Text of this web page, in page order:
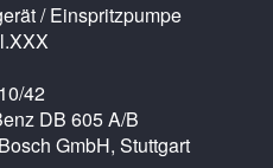
/ Einspritzpumpe
42
DB 605 A/B
GmbH, Stuttgart